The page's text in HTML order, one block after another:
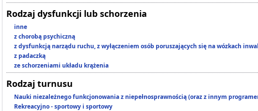
Rodzaj dysfunkcji lub schorzenia
inne
z chorobą psychiczną
z dysfunkcją narządu ruchu, z wyłączeniem osób poruszających się na wózkach
z padaczką
ze schorzeniami układu krążenia
Rodzaj turnusu
Nauki niezależnego funkcjonowania z niepełnosprawnością (oraz z innym
Rekreacyjno - sportowy i sportowy